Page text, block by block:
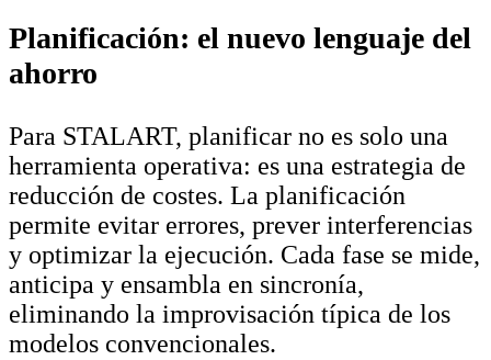
Planificación: el nuevo lenguaje del
ahorro
Para STALART, planificar no es solo una
herramienta operativa: es una estrategia de
reducción de costes. La planificación
permite evitar errores, prever interferencias
y optimizar la ejecución. Cada fase se mide,
anticipa y ensambla en sincronía,
eliminando la improvisación típica de los
modelos convencionales.